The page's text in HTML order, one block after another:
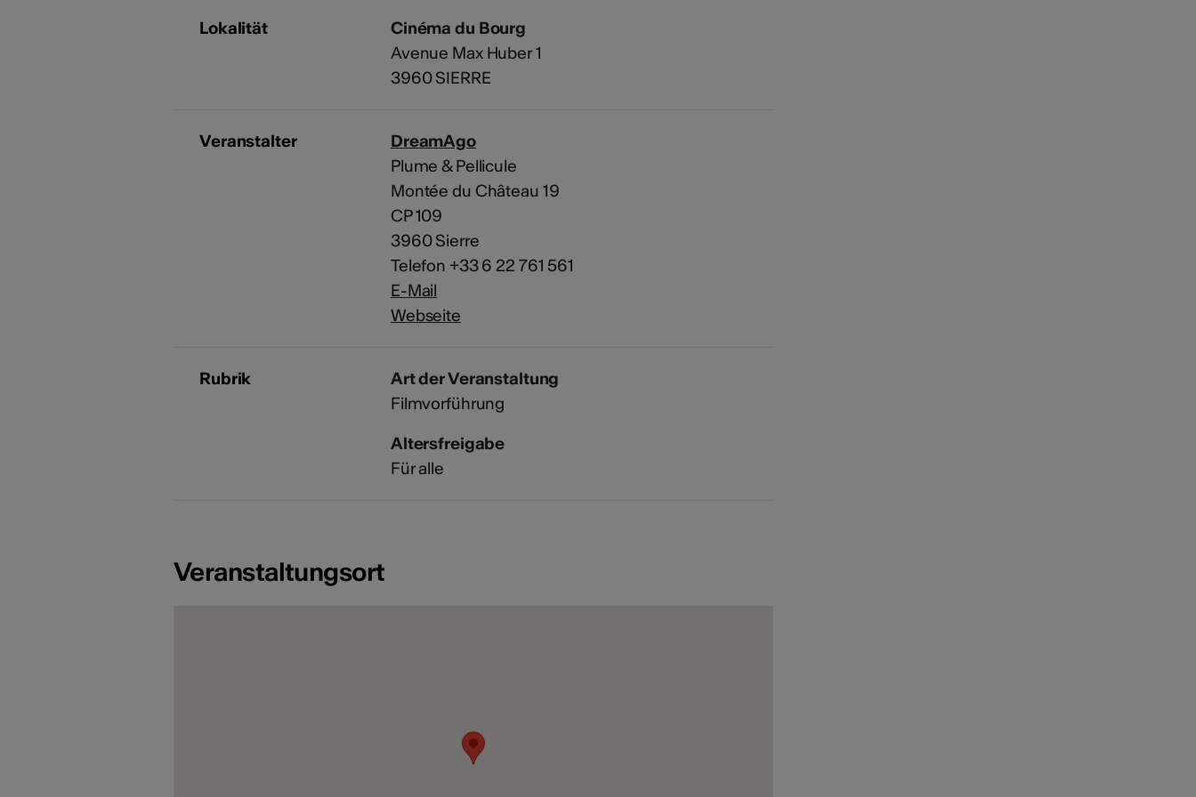
Lokalität
Cinéma du Bourg
Avenue Max Huber 1
3960 SIERRE
Veranstalter
DreamAgo
Plume & Pellicule
Montée du Château 19
CP 109
3960 Sierre
Telefon +33 6 22 761 561
E-Mail
Webseite
Rubrik
Art der Veranstaltung
Filmvorführung
Altersfreigabe
Für alle
Veranstaltungsort